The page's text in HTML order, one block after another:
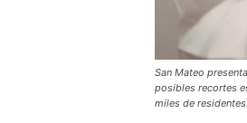
San Mateo
posibles recortes
miles de residentes.